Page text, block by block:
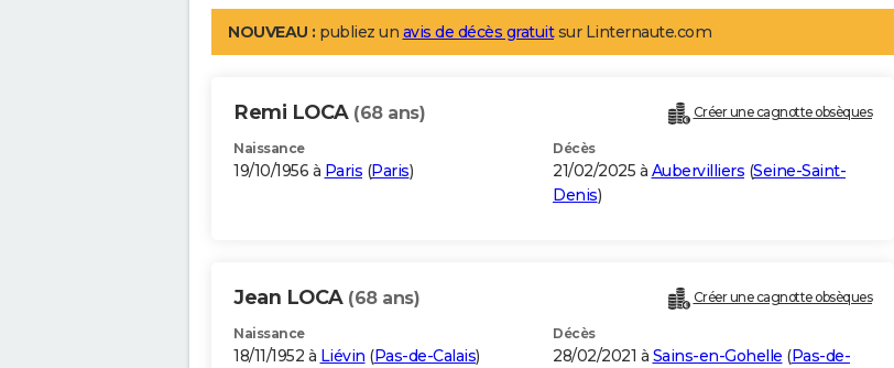
NOUVEAU : publiez un avis de décès gratuitsur Linternaute.com
Remi LOCA (68 ans) Créer une cagnotte obsèques
Naissance
19/10/1956 à Paris (Paris)
Décès
21/02/2025 à Aubervilliers (Seine-Saint-
Denis)
Jean LOCA (68 ans) Créer une cagnotte obsèques
Naissance
18/11/1952 à Liévin (Pas-de-Calais)
Décès
28/02/2021 à Sains-en-Gohelle (Pas-de-